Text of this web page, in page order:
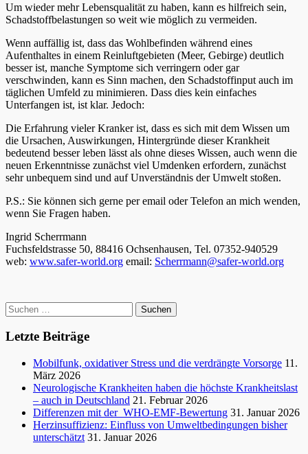
Um wieder mehr Lebensqualität zu haben, kann es hilfreich sein,
Schadstoffbelastungen so weit wie möglich zu vermeiden.
Wenn auffällig ist, dass das Wohlbefinden während eines
Aufenthaltes in einem Reinluftgebieten (Meer, Gebirge) deutlich
besser ist, manche Symptome sich verringern oder gar
verschwinden, kann es Sinn machen, den Schadstoffinput auch im
täglichen Umfeld zu minimieren. Dass dies kein einfaches
Unterfangen ist, ist klar. Jedoch:
Die Erfahrung vieler Kranker ist, dass es sich mit dem Wissen um
die Ursachen, Auswirkungen, Hintergründe dieser Krankheit
bedeutend besser leben lässt als ohne dieses Wissen, auch wenn die
neuen Erkenntnisse zunächst viel Umdenken erfordern, zunächst
sehr unbequem sind und auf Unverständnis der Umwelt stoßen.
P.S.: Sie können sich gerne per email oder Telefon an mich wenden,
wenn Sie Fragen haben.
Ingrid Scherrmann
Fuchsfeldstrasse 50, 88416 Ochsenhausen, Tel. 07352-940529
web: www.safer-world.org email: Scherrmann@safer-world.org
Haupt-
Seitenleiste
Suchen
nach:
Letzte Beiträge
Mobilfunk, oxidativer Stress und die verdrängte Vorsorge 11.
März 2026
Neurologische Krankheiten haben die höchste Krankheitslast
– auch in Deutschland 21. Februar 2026
Differenzen mit der WHO-EMF-Bewertung 31. Januar 2026
Herzinsuffizienz: Einfluss von Umweltbedingungen bisher
unterschätzt 31. Januar 2026